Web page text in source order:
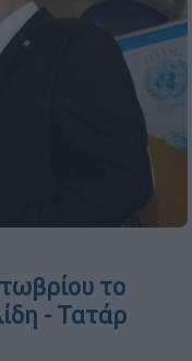
το
- Τατάρ